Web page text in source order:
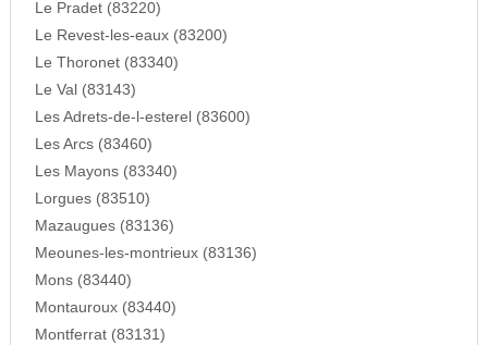
Le Pradet (83220)
Le Revest-les-eaux (83200)
Le Thoronet (83340)
Le Val (83143)
Les Adrets-de-l-esterel (83600)
Les Arcs (83460)
Les Mayons (83340)
Lorgues (83510)
Mazaugues (83136)
Meounes-les-montrieux (83136)
Mons (83440)
Montauroux (83440)
Montferrat (83131)